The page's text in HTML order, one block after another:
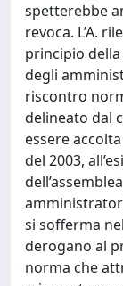
spetterebbe
revoca. L’A.
principio
degli
riscontro
delineato dal
essere
del 2003,
si sofferma
derogano al
norma che